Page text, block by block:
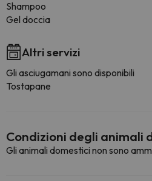
Shampoo
Gel doccia
Altri servizi
Gli asciugamani sono disponibili
Tostapane
Condizioni degli animali
Gli animali domestici non sono